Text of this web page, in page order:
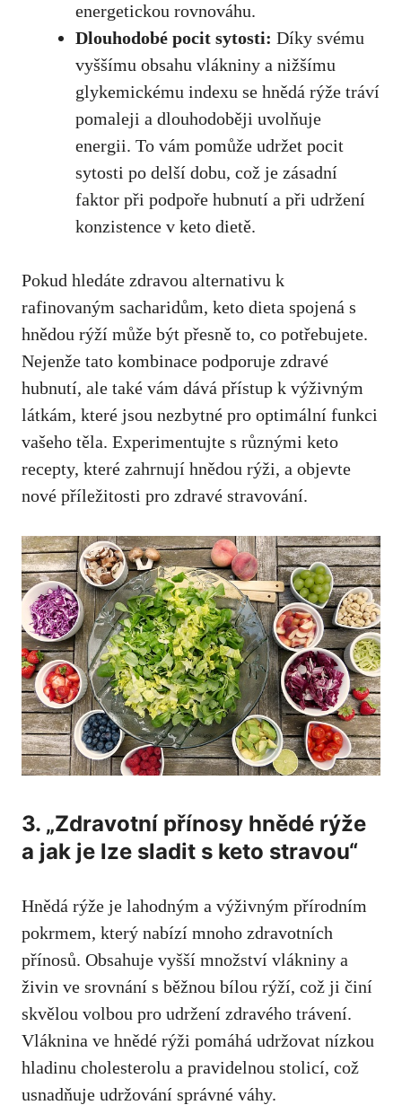
energetickou rovnováhu.
Dlouhodobé pocit sytosti: Díky svému
vyššímu obsahu vlákniny a nižšímu
glykemickému indexu se ‍hnědá rýže‍ tráví
pomaleji a ‌dlouhodoběji uvolňuje
energii. ⁤To vám pomůže udržet⁤ pocit
sytosti po delší dobu, což je zásadní
faktor⁢ při podpoře hubnutí a při udržení
konzistence⁢ v keto dietě.
Pokud hledáte zdravou ‍alternativu k
rafinovaným sacharidům, keto dieta spojená s
hnědou rýží může být přesně to, co potřebujete.
Nejenže tato kombinace podporuje zdravé‍
hubnutí,⁣ ale také vám dává přístup k výživným
látkám, které jsou nezbytné pro optimální funkci
vašeho těla. Experimentujte s různými keto
recepty, které zahrnují hnědou rýži, a objevte
nové příležitosti pro zdravé stravování.
3. „Zdravotní přínosy hnědé ‍rýže
a jak je lze sladit s keto stravou“
Hnědá rýže je lahodným a výživným přírodním
pokrmem, ‍který nabízí ‍mnoho zdravotních​
přínosů. Obsahuje vyšší množství vlákniny a
živin ve srovnání s běžnou bílou rýží, což ji činí
skvělou volbou pro udržení zdravého‌ trávení.
Vláknina ve hnědé rýži ​pomáhá udržovat nízkou
hladinu cholesterolu a pravidelnou stolicí, což
usnadňuje udržování správné váhy.